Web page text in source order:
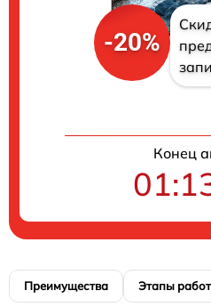
-20%
Конец
Преимущества Этапы работ